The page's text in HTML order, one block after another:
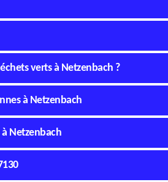
verts à Netzenbach ?
à Netzenbach
Netzenbach